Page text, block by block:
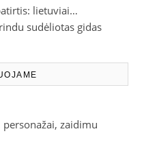
lietuviai…
sudėliotas gidas
zaidimu